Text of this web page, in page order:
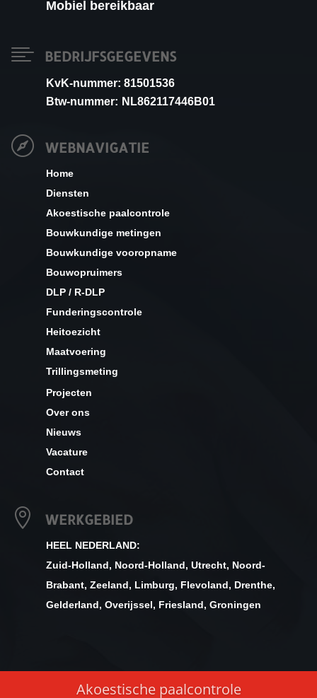
Mobiel bereikbaar
 BEDRIJFSGEGEVENS
KvK-nummer: 81501536
Btw-nummer: NL862117446B01
 WEBNAVIGATIE
Home
Diensten
Akoestische paalcontrole
Bouwkundige metingen
Bouwkundige vooropname
Bouwopruimers
DLP / R-DLP
Funderingscontrole
Heitoezicht
Maatvoering
Trillingsmeting
Projecten
Over ons
Nieuws
Vacature
Contact
 WERKGEBIED
HEEL NEDERLAND:
Zuid-Holland, Noord-Holland, Utrecht, Noord-
Brabant, Zeeland, Limburg, Flevoland, Drenthe,
Gelderland, Overijssel, Friesland, Groningen
Akoestische paalcontrole